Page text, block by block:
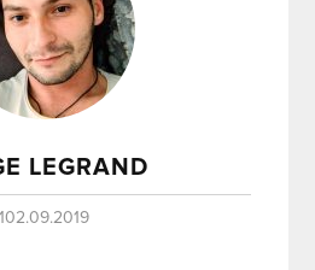
LEGRAND
102.09.2019